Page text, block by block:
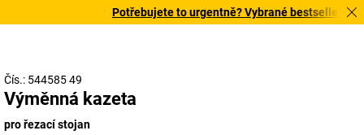
Potřebujete to urgentně? Vybrané bestsellery
Čís.: 544585 49
Výměnná kazeta
pro řezací stojan